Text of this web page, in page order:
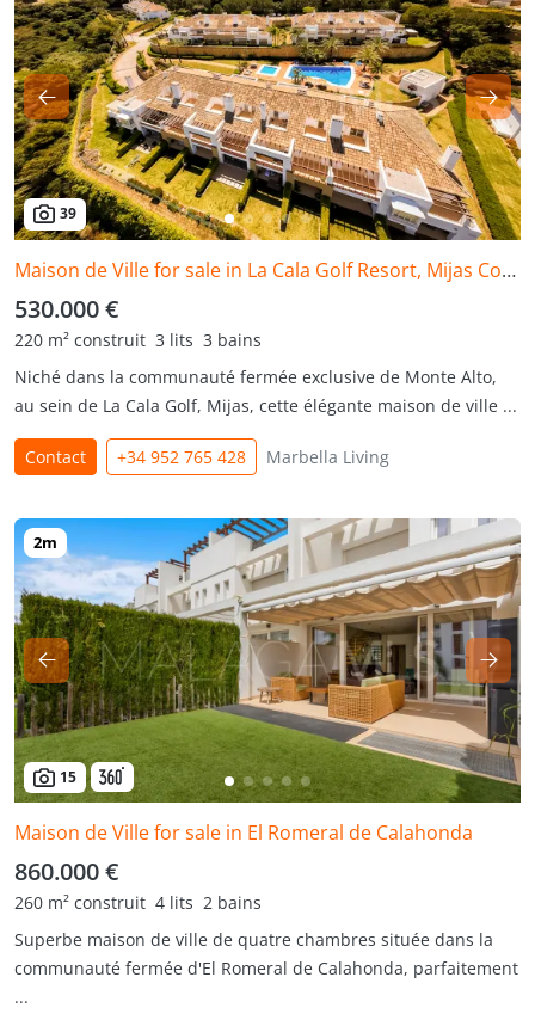
39
Maison de Ville for sale in La Cala Golf Resort, Mijas Costa
530.000 €
220 m² construit 3 lits 3 bains
Niché dans la communauté fermée exclusive de Monte Alto,
au sein de La Cala Golf, Mijas, cette élégante maison de ville ...
Contact +34 952 765 428 Marbella Living
15
Maison de Ville for sale in El Romeral de Calahonda
860.000 €
260 m² construit 4 lits 2 bains
Superbe maison de ville de quatre chambres située dans la
communauté fermée d'El Romeral de Calahonda, parfaitement
...